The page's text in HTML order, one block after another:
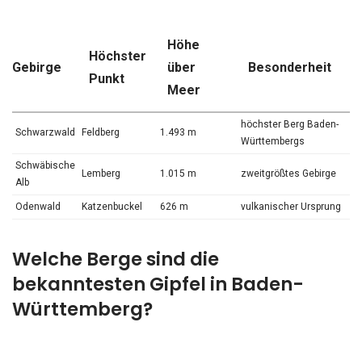
Gebirge
Höchster
Punkt
Höhe
über
Meer
Besonderheit
Schwarzwald Feldberg 1.493 m
höchster Berg Baden-
Württembergs
Schwäbische
Alb
Lemberg 1.015 m zweitgrößtes Gebirge
Odenwald Katzenbuckel 626 m vulkanischer Ursprung
Welche Berge sind die
bekanntesten Gipfel in Baden-
Württemberg?